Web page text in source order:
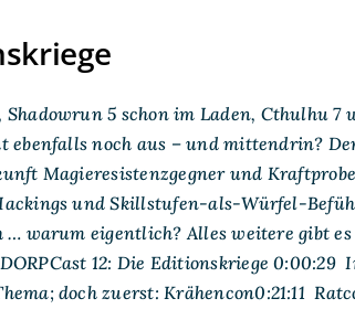
5 schon im Laden, Cthulhu
noch aus – und mittendrin?
Magieresistenzgegner und
und Skillstufen-als-Würfel-
warum eigentlich? Alles weitere gibt
12: Die Editionskriege
doch zuerst: Krähencon0:21:11